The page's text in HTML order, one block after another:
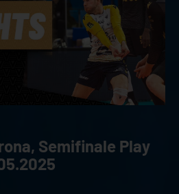
Semifinale Play